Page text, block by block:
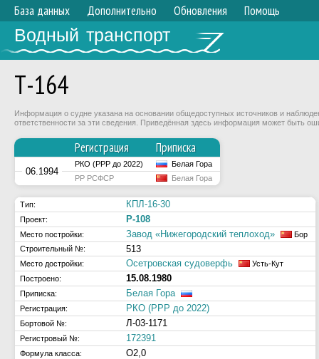
База данных Дополнительно Обновления Помощь
Водный транспорт
Т-164
Информация о судне указана на основании общедоступных источников и
ответственности за эти сведения. Приведённая здесь информация может быть
Регистрация Приписка
06.1994
РКО (РРР до 2022)
Белая Гора
РР РСФСР
Белая Гора
Тип: КПЛ-16-30
Проект: Р-108
Место постройки: Завод «Нижегородский теплоход»
Бор
Строительный №:
513
Место достройки: Осетровская судоверфь
Усть-Кут
Построено:
15.08.1980
Приписка: Белая Гора
Регистрация: РКО (РРР до 2022)
Бортовой №: Л-03-1171
Регистровый №: 172391
Формула класса: О2,0